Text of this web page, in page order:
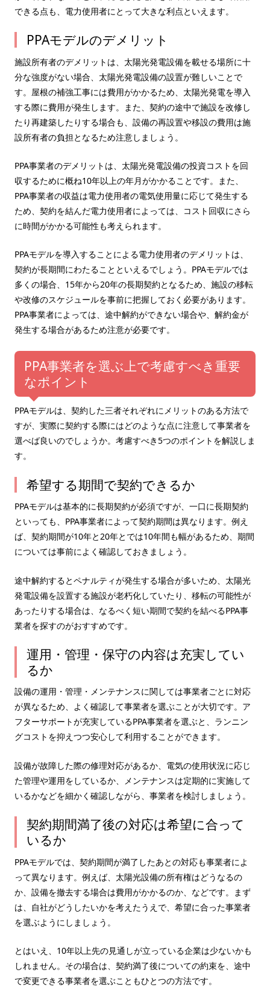
できる点も、電力使用者にとって大きな利点といえます。
PPAモデルのデメリット
施設所有者のデメリットは、太陽光発電設備を載せる場所に十
分な強度がない場合、太陽光発電設備の設置が難しいことで
す。屋根の補強工事には費用がかかるため、太陽光発電を導入
する際に費用が発生します。また、契約の途中で施設を改修し
たり再建築したりする場合も、設備の再設置や移設の費用は施
設所有者の負担となるため注意しましょう。
PPA事業者のデメリットは、太陽光発電設備の投資コストを回
収するために概ね10年以上の年月がかかることです。また、
PPA事業者の収益は電力使用者の電気使用量に応じて発生する
ため、契約を結んだ電力使用者によっては、コスト回収にさら
に時間がかかる可能性も考えられます。
PPAモデルを導入することによる電力使用者のデメリットは、
契約が長期間にわたることといえるでしょう。PPAモデルでは
多くの場合、15年から20年の長期契約となるため、施設の移転
や改修のスケジュールを事前に把握しておく必要があります。
PPA事業者によっては、途中解約ができない場合や、解約金が
発生する場合があるため注意が必要です。
PPA事業者を選ぶ上で考慮すべき重要
なポイント
PPAモデルは、契約した三者それぞれにメリットのある方法で
すが、実際に契約する際にはどのような点に注意して事業者を
選べば良いのでしょうか。考慮すべき5つのポイントを解説しま
す。
希望する期間で契約できるか
PPAモデルは基本的に長期契約が必須ですが、一口に長期契約
といっても、PPA事業者によって契約期間は異なります。例え
ば、契約期間が10年と20年とでは10年間も幅があるため、期間
については事前によく確認しておきましょう。
途中解約するとペナルティが発生する場合が多いため、太陽光
発電設備を設置する施設が老朽化していたり、移転の可能性が
あったりする場合は、なるべく短い期間で契約を結べるPPA事
業者を探すのがおすすめです。
運用・管理・保守の内容は充実してい
るか
設備の運用・管理・メンテナンスに関しては事業者ごとに対応
が異なるため、よく確認して事業者を選ぶことが大切です。ア
フターサポートが充実しているPPA事業者を選ぶと、ランニン
グコストを抑えつつ安心して利用することができます。
設備が故障した際の修理対応があるか、電気の使用状況に応じ
た管理や運用をしているか、メンテナンスは定期的に実施して
いるかなどを細かく確認しながら、事業者を検討しましょう。
契約期間満了後の対応は希望に合って
いるか
PPAモデルでは、契約期間が満了したあとの対応も事業者によ
って異なります。例えば、太陽光設備の所有権はどうなるの
か、設備を撤去する場合は費用がかかるのか、などです。まず
は、自社がどうしたいかを考えたうえで、希望に合った事業者
を選ぶようにしましょう。
とはいえ、10年以上先の見通しが立っている企業は少ないかも
しれません。その場合は、契約満了後についての約束を、途中
で変更できる事業者を選ぶこともひとつの方法です。